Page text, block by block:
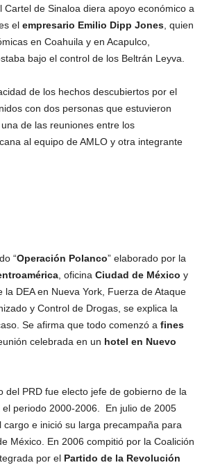
Cartel de Sinaloa diera apoyo económico a
el empresario Emilio Dipp Jones , quien
en Coahuila y en Acapulco,
bajo el control de los Beltrán Leyva.
de los hechos descubiertos por el
con dos personas que estuvieron
de las reuniones entre los
al equipo de AMLO y otra integrante
“Operación Polanco” elaborado por la
, oficina Ciudad de México y
la DEA en Nueva York, Fuerza de Ataque
y Control de Drogas, se explica la
Se afirma que todo comenzó a fines
celebrada en un hotel en Nuevo
del PRD fue electo jefe de gobierno de la
periodo 2000-2006. En julio de 2005
cargo e inició su larga precampaña para
México. En 2006 compitió por la Coalición
por el Partido de la Revolución